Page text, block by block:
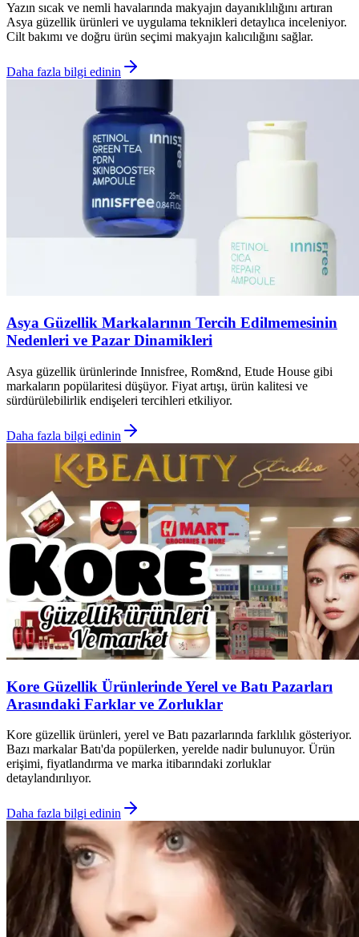
Yazın sıcak ve nemli havalarında makyajın dayanıklılığını artıran
Asya güzellik ürünleri ve uygulama teknikleri detaylıca inceleniyor.
Cilt bakımı ve doğru ürün seçimi makyajın kalıcılığını sağlar.
Daha fazla bilgi edinin
Asya Güzellik Markalarının Tercih Edilmemesinin
Nedenleri ve Pazar Dinamikleri
Asya güzellik ürünlerinde Innisfree, Rom&nd, Etude House gibi
markaların popülaritesi düşüyor. Fiyat artışı, ürün kalitesi ve
sürdürülebilirlik endişeleri tercihleri etkiliyor.
Daha fazla bilgi edinin
Kore Güzellik Ürünlerinde Yerel ve Batı Pazarları
Arasındaki Farklar ve Zorluklar
Kore güzellik ürünleri, yerel ve Batı pazarlarında farklılık gösteriyor.
Bazı markalar Batı'da popülerken, yerelde nadir bulunuyor. Ürün
erişimi, fiyatlandırma ve marka itibarındaki zorluklar
detaylandırılıyor.
Daha fazla bilgi edinin